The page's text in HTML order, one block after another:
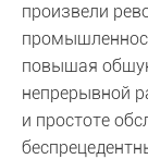
произвели
повышая
непрерывной
и простоте